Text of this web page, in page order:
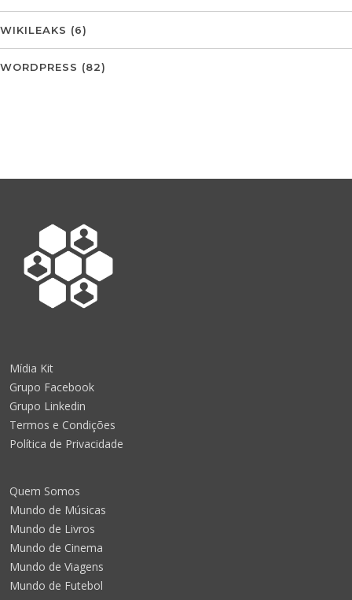
WIKILEAKS (6)
WORDPRESS (82)
Mídia Kit
Grupo Facebook
Grupo Linkedin
Termos e Condições
Política de Privacidade
Quem Somos
Mundo de Músicas
Mundo de Livros
Mundo de Cinema
Mundo de Viagens
Mundo de Futebol